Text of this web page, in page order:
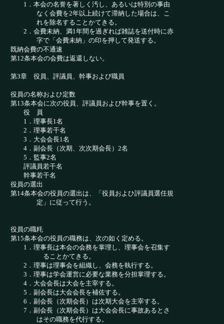
1．本会の名誉を著しく汚し、あるいは特別の事由
なく会費を2年以上続けて滞納した場合は、こ
れを除名することかてきる。
2．会費未納、満1年間を過ぎれば雑誌を送付時に赤
字で「会費未納」の印を押して発送する。
既納会費の不通速
第12条本会の会費は返還しない。
第3章 役員、評議員、幹事および職員
役員の名称およひ定数
第13条本会に次の役員、評議員および幹事を置く。
役 員
1．理事長1名
2．理事若干名
3．大会会長1名
4．副会長（次期、次次期会長）2名
5．監事2名
評議員若干名
幹事若干名
役員の選出
第14条本会の役員の選出は、「役員およひ評議員選任規
定」に従って行う。
役員の職粍
第15条本会の役員の職務は、次の如く定める。
1．理事長は本会の会務を掌理し、理事会を召集す
ることかてきる。
2．理事は理事会を組織し、会務を執行する。
3．理事は学会運営に必要な業務を分担掌理する。
4．大会会長は大会を主宰する。
5．副会長は大会会長を補佐する。
6．副会長（次期会長）は次期大会を主宰する。
7．副会長（次期会長）は大会会長に事故あるとさ
はその職務を代行する。